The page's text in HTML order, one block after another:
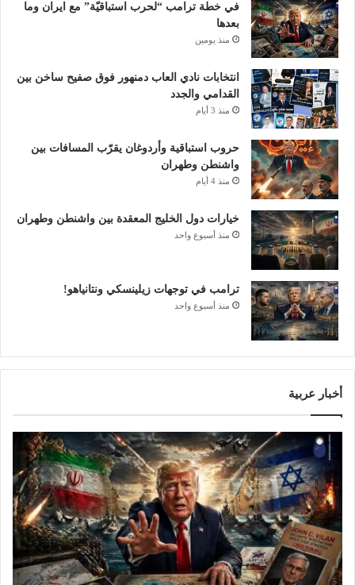
في خطة ترامب “لحرب استباقيّة” مع ايران وما
بعدها
منذ يومين
انتخابات نادي العاب دمنهور فوق صفيح ساخن بين
القدامي والجدد
منذ 3 أيام
حروب استباقية وأردوغان يقرّب المسافات بين
واشنطن وطهران
منذ 4 أيام
خيارات دول الخليج المعقدة بين واشنطن وطهران
منذ أسبوع واحد
ترامب في توجهات زيلينسكي ونتانياهو!
منذ أسبوع واحد
أخبار عربية